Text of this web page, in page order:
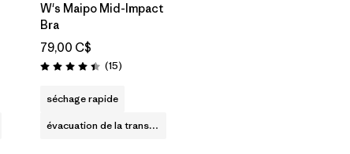
W's Maipo Mid-Impact
Bra
79,00 C$
Évaluation: 4.4 / 5
(15Avis
)
séchage rapide
évacuation de la transpiration